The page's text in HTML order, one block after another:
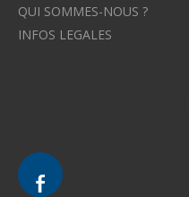
QUI SOMMES-NOUS ?
INFOS LEGALES